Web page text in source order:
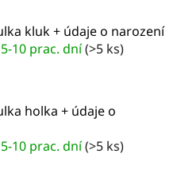
kluk + údaje o narození
10 prac. dní(>5 ks)
holka + údaje o
10 prac. dní(>5 ks)